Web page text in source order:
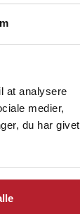
at analysere
medier,
du har givet